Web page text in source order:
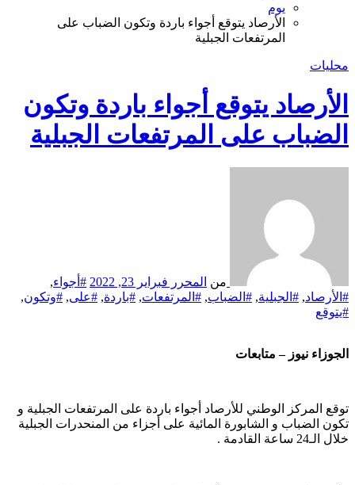
يوم
الأرصاد يتوقع أجواء باردة وتكون الضباب على
المرتفعات الجبلية
محليات
الأرصاد يتوقع أجواء باردة وتكون
الضباب على المرتفعات الجبلية
من المحرر فبراير 23, 2022 #أجواء,
#الأرصاد, #الجبلية, #الضباب, #المرتفعات, #باردة, #على, #وتكون,
#يتوقع
الجوزاء نيوز – متابعات
توقع المركز الوطني للأرصاد أجواء باردة على المرتفعات الجبلية و
تكون الضباب و الشابورة المائية على أجزاء من المنحدرات الجبلية
خلال الـ24 ساعة القادمة .